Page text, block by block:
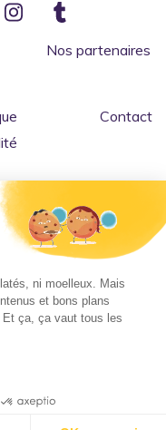
Nos partenaires
Contact
: le comparateur
et services bancaires
ni moelleux. Mais
et bons plans
Et ça, ça vaut tous les